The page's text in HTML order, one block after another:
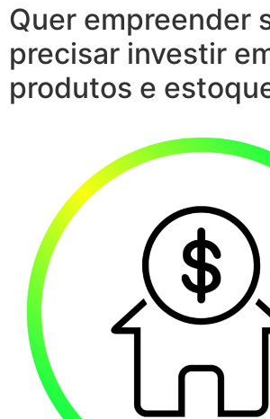
Quer empreender
precisar investir
produtos e